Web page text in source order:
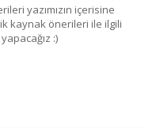
yazımızın içerisine
kaynak önerileri ile ilgili
:)